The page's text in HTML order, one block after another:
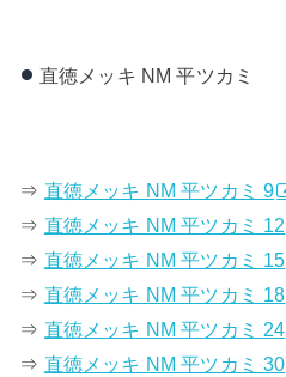
直徳メッキ NM 平ツカミ
⇒ 直徳メッキ NM 平ツカミ 9
⇒ 直徳メッキ NM 平ツカミ 12
⇒ 直徳メッキ NM 平ツカミ 15
⇒ 直徳メッキ NM 平ツカミ 18
⇒ 直徳メッキ NM 平ツカミ 24
⇒ 直徳メッキ NM 平ツカミ 30